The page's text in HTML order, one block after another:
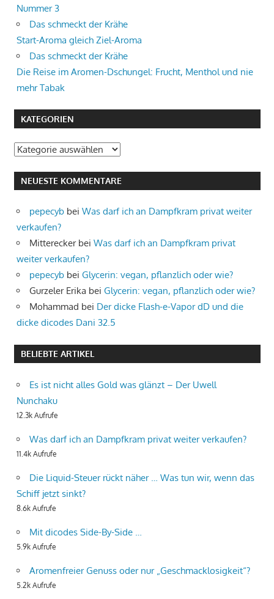
Nummer 3
Das schmeckt der Krähe
Start-Aroma gleich Ziel-Aroma
Das schmeckt der Krähe
Die Reise im Aromen-Dschungel: Frucht, Menthol und nie
mehr Tabak
KATEGORIEN
Kategorien
NEUESTE KOMMENTARE
pepecyb bei Was darf ich an Dampfkram privat weiter
verkaufen?
Mittereckerbei Was darf ich an Dampfkram privat
weiter verkaufen?
pepecyb bei Glycerin: vegan, pflanzlich oder wie?
Gurzeler Erika bei Glycerin: vegan, pflanzlich oder wie?
Mohammad bei Der dicke Flash-e-Vapor dD und die
dicke dicodes Dani 32.5
BELIEBTE ARTIKEL
Es ist nicht alles Gold was glänzt – Der Uwell
Nunchaku
12.3k Aufrufe
Was darf ich an Dampfkram privat weiter verkaufen?
11.4k Aufrufe
Die Liquid-Steuer rückt näher … Was tun wir, wenn das
Schiff jetzt sinkt?
8.6k Aufrufe
Mit dicodes Side-By-Side …
5.9k Aufrufe
Aromenfreier Genuss oder nur „Geschmacklosigkeit“?
5.2k Aufrufe